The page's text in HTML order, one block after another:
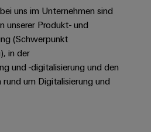
uns im Unternehmen sind
unserer Produkt- und
(Schwerpunkt
in der
und -digitalisierung und den
rund um Digitalisierung und